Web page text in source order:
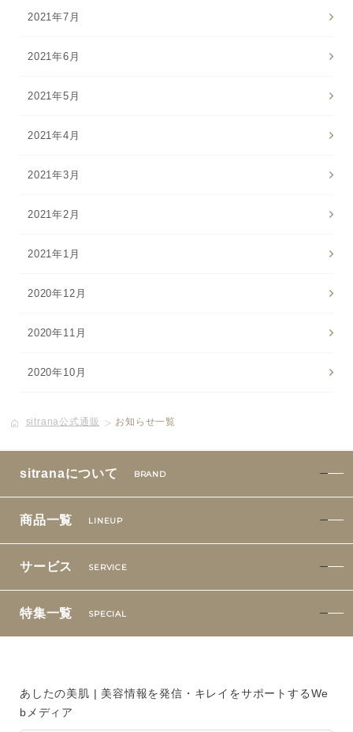
2021年7月
2021年6月
2021年5月
2021年4月
2021年3月
2021年2月
2021年1月
2020年12月
2020年11月
2020年10月
sitrana公式通販 お知らせ一覧
sitranaについて BRAND
商品一覧 LINEUP
サービス SERVICE
特集一覧 SPECIAL
あしたの美肌 | 美容情報を発信・キレイをサポートするWe
bメディア